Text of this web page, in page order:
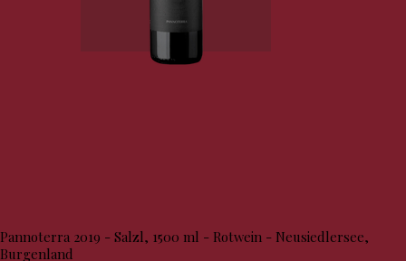
Pannoterra 2019 - Salzl, 1500 ml - Rotwein - Neusiedlersee,
Burgenland